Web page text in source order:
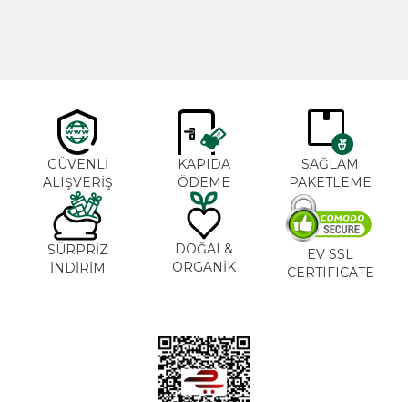
GÜVENLİ
ALIŞVERİŞ
KAPIDA
ÖDEME
SAĞLAM
PAKETLEME
SÜRPRİZ
İNDİRİM
DOĞAL&
ORGANİK
EV SSL
CERTIFICATE